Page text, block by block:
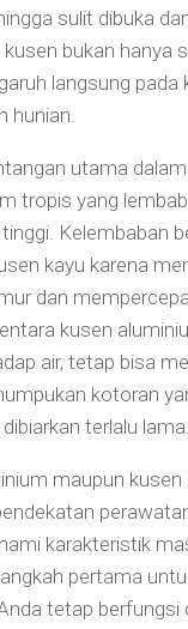
sulit dibuka
bukan hanya
langsung pada
hunian.
utama
tropis yang
Kelembaban
kayu karena
dan
kusen
air, tetap bisa
kotoran
terlalu lama.
maupun kusen
karakteristik
pertama
tetap berfungsi